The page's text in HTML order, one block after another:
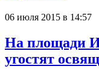
06 июля 2015 в 14:57
На площади
угостят